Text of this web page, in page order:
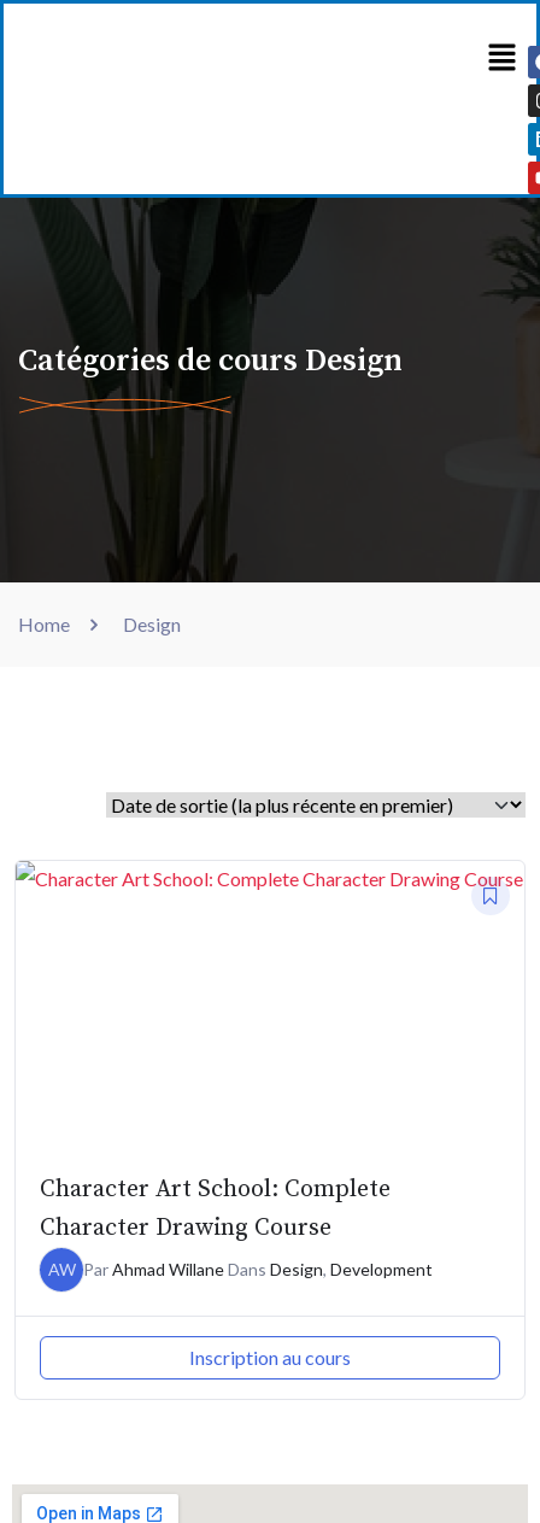
Catégories de cours Design
Home Design
Character Art School: Complete
Character Drawing Course
AW ParAhmad WillaneDans Design, Development
Inscription au cours